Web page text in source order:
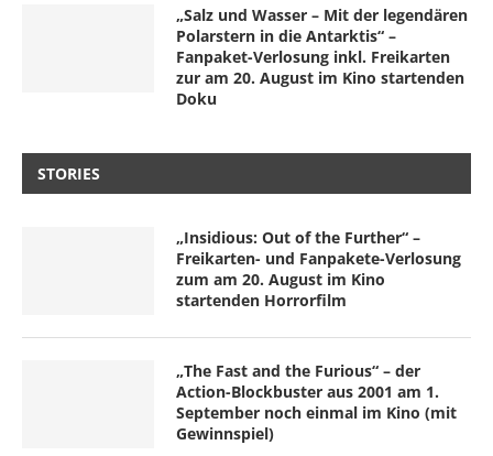
„Salz und Wasser – Mit der legendären
Polarstern in die Antarktis“ –
Fanpaket-Verlosung inkl. Freikarten
zur am 20. August im Kino startenden
Doku
STORIES
„Insidious: Out of the Further“ –
Freikarten- und Fanpakete-Verlosung
zum am 20. August im Kino
startenden Horrorfilm
„The Fast and the Furious“ – der
Action-Blockbuster aus 2001 am 1.
September noch einmal im Kino (mit
Gewinnspiel)